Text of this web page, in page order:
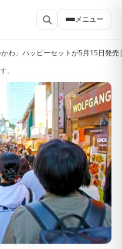
メニュー
わ」ハッピーセットが5月15日発
。